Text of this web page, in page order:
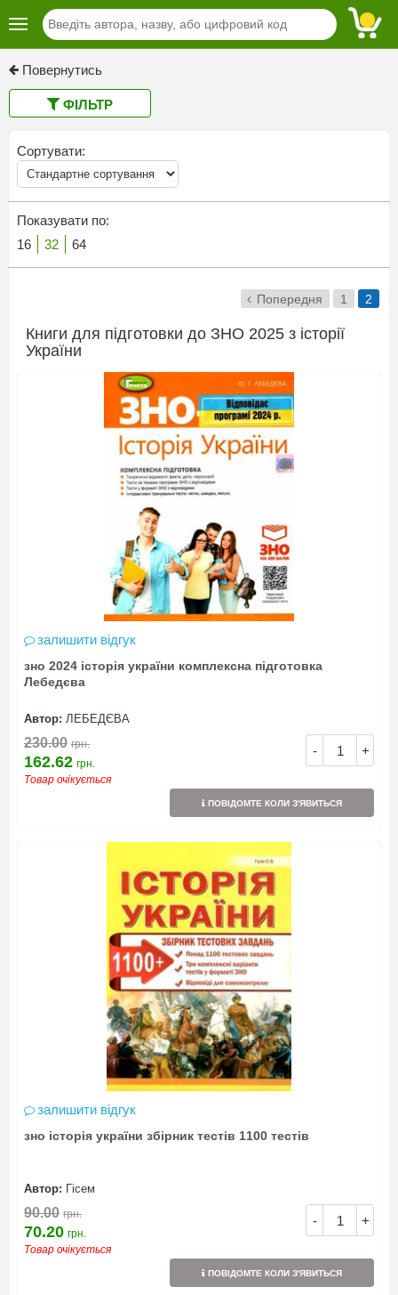
Повернутись
ФІЛЬТР
Сортувати:
Показувати по:
16
32 64
Попередня 1 2
Книги для підготовки до ЗНО 2025 з історії
України
залишити відгук
зно 2024 історія україни комплексна підготовка
Лебедєва
Автор: ЛЕБЕДЄВА
- +
230.00 грн.
162.62 грн.
Товар очікується
ПОВІДОМТЕ КОЛИ З'ЯВИТЬСЯ
залишити відгук
зно історія україни збірник тестів 1100 тестів
Автор: Гісем
- +
90.00 грн.
70.20 грн.
Товар очікується
ПОВІДОМТЕ КОЛИ З'ЯВИТЬСЯ